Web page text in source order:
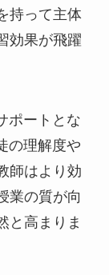
持って主体
効果が飛躍
ポートとな
の理解度や
師はより効
業の質が向
と高まりま